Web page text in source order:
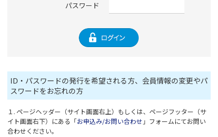
パスワード
ID・パスワードの発行を希望される方、会員情報の変更やパ
スワードをお忘れの方
１. ページヘッダー（サイト画面右上）もしくは、ページフッター（サ
イト画面右下）にある「お申込み/お問い合わせ 」フォームにてお問い
合わせください。